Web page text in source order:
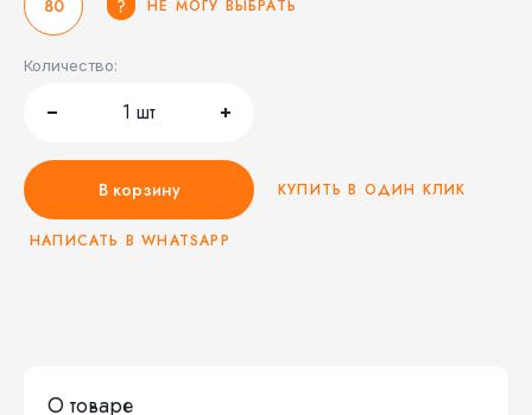
80 НЕ МОГУ ВЫБРАТЬ
Количество:
1 шт
В корзину КУПИТЬ В ОДИН КЛИК
НАПИСАТЬ В WHATSAPP
О товаре